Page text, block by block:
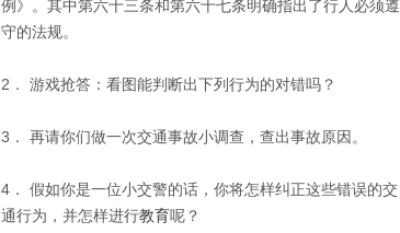
例》。其中第六十三条和第六十七条明确指出了行人必须遵
守的法规。
2． 游戏抢答：看图能判断出下列行为的对错吗？
3． 再请你们做一次交通事故小调查，查出事故原因。
4． 假如你是一位小交警的话，你将怎样纠正这些错误的交
通行为，并怎样进行教育呢？